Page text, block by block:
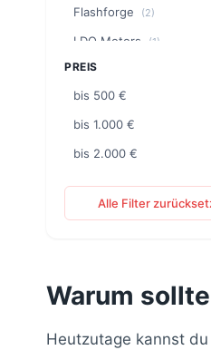
Flashforge (2)
LDO Motors (1)
Phrozen
QIDI (1)
Sovol (1)
PREIS
bis 500 €
bis 1.000 €
bis 2.000 €
Alle Filter
Warum
Heutzutage kannst